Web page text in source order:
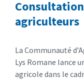
Consultation
agriculteurs
La Communauté
Lys Romane lance
agricole dans le